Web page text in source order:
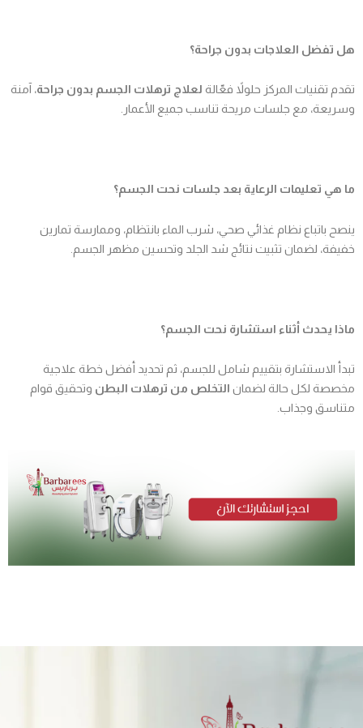
هل تفضل العلاجات بدون جراحة؟
تقدم تقنيات المركز حلولاً فعّالة لعلاج ترهلات الجسم بدون جراحة، آمنة
وسريعة، مع جلسات مريحة تناسب جميع الأعمار.
ما هي تعليمات الرعاية بعد جلسات نحت الجسم؟
ينصح باتباع نظام غذائي صحي، شرب الماء بانتظام، وممارسة تمارين
خفيفة، لضمان تثبيت نتائج شد الجلد وتحسين مظهر الجسم.
ماذا يحدث أثناء استشارة نحت الجسم؟
تبدأ الاستشارة بتقييم شامل للجسم، ثم تحديد أفضل خطة علاجية
مخصصة لكل حالة لضمان التخلص من ترهلات البطن وتحقيق قوام
متناسق وجذاب.